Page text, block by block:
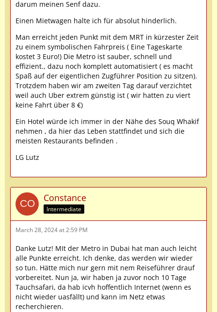
darum meinen Senf dazu.
Einen Mietwagen halte ich für absolut hinderlich.
Man erreicht jeden Punkt mit dem MRT in kürzester Zeit
zu einem symbolischen Fahrpreis ( Eine Tageskarte
kostet 3 Euro!) Die Metro ist sauber, schnell und
effizient., dazu noch komplett automatisiert ( es macht
Spaß auf der eigentlichen Zugführer Position zu sitzen).
Trotzdem haben wir am zweiten Tag darauf verzichtet
weil auch Uber extrem günstig ist ( wir hatten zu viert
keine Fahrt über 8 €)
Ein Hotel würde ich immer in der Nähe des Souq Whakif
nehmen , da hier das Leben stattfindet und sich die
meisten Restaurants befinden .
LG Lutz
Constance
Intermediate
March 28, 2024 at 2:59 PM
Danke Lutz! MIt der Metro in Dubai hat man auch leicht
alle Punkte erreicht. Ich denke, das werden wir wieder
so tun. Hätte mich nur gern mit nem Reiseführer drauf
vorbereitet. Nun ja, wir haben ja zuvor noch 10 Tage
Tauchsafari, da hab icvh hoffentlich Internet (wenn es
nicht wieder uasfällt) und kann im Netz etwas
recherchieren.